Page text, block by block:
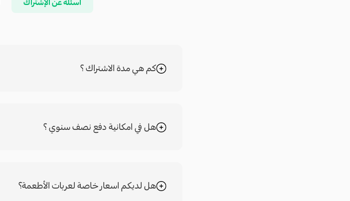
أسئلة عن الإشتراك
كم هي مدة الاشتراك ؟
هل في امكانية دفع نصف سنوي ؟
هل لديكم اسعار خاصة لعربات الأطعمة؟